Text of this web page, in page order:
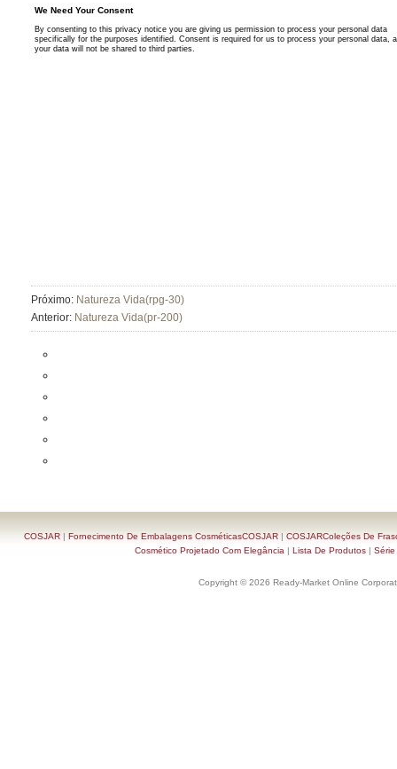
Próximo: Natureza Vida(rpg-30)
Anterior: Natureza Vida(pr-200)
COSJAR| Fornecimento De Embalagens CosméticasCOSJAR| COSJARColeções De
Cosmético Projetado Com Elegância | Lista De Produtos | Série
Copyright © 2026 Ready-Market Online